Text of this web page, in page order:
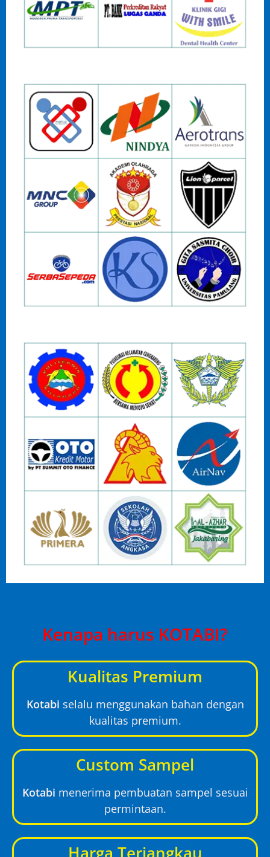
Kenapa harus KOTABI?
Kualitas Premium
Kotabi selalu menggunakan bahan dengan
kualitas premium.
Custom Sampel
Kotabi menerima pembuatan sampel sesuai
permintaan.